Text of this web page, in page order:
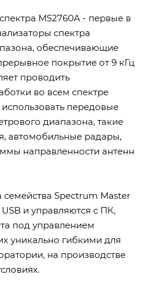
MS2760A - первые в
спектра
обеспечивающие
покрытие от 9 кГц
проводить
во всем спектре
передовые
диапазона, такие
автомобильные радары,
направленности антенн
Spectrum Master
и управляются с ПК,
под управлением
уникально гибкими для
на производстве